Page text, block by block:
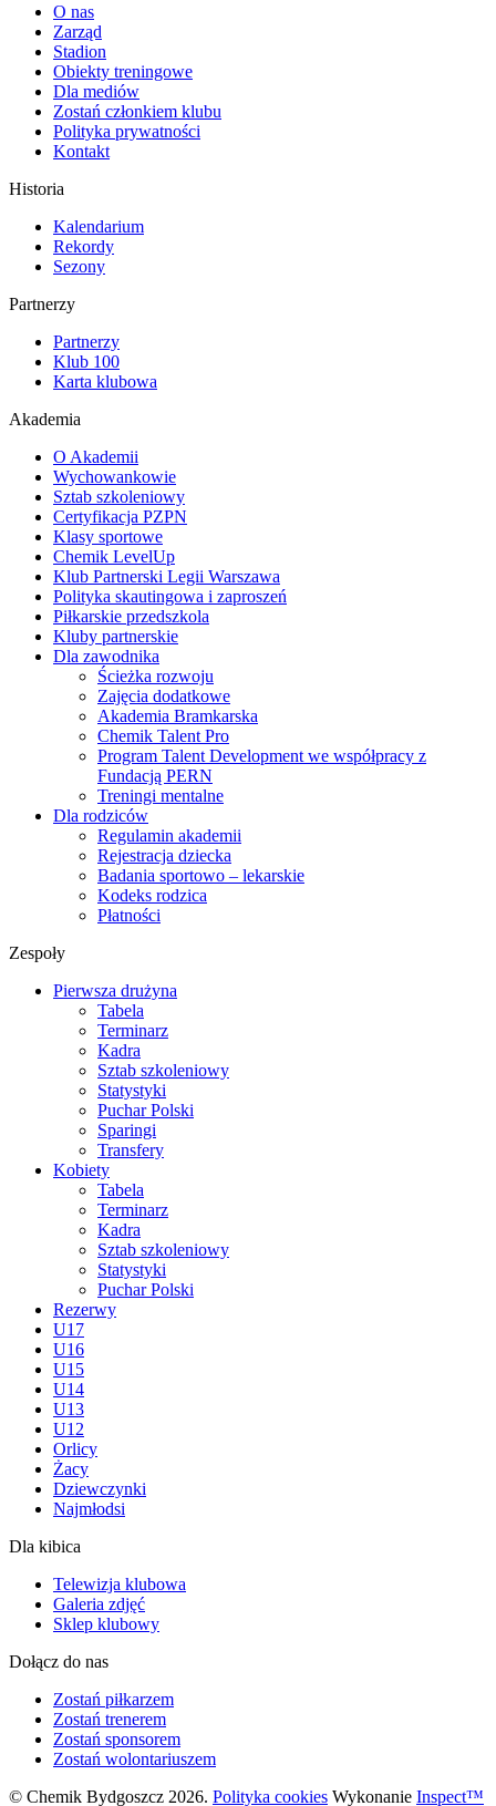
O nas
Zarząd
Stadion
Obiekty treningowe
Dla mediów
Zostań członkiem klubu
Polityka prywatności
Kontakt
Historia
Kalendarium
Rekordy
Sezony
Partnerzy
Partnerzy
Klub 100
Karta klubowa
Akademia
O Akademii
Wychowankowie
Sztab szkoleniowy
Certyfikacja PZPN
Klasy sportowe
Chemik LevelUp
Klub Partnerski Legii Warszawa
Polityka skautingowa i zaproszeń
Piłkarskie przedszkola
Kluby partnerskie
Dla zawodnika
Ścieżka rozwoju
Zajęcia dodatkowe
Akademia Bramkarska
Chemik Talent Pro
Program Talent Development we współpracy z
Fundacją PERN
Treningi mentalne
Dla rodziców
Regulamin akademii
Rejestracja dziecka
Badania sportowo – lekarskie
Kodeks rodzica
Płatności
Zespoły
Pierwsza drużyna
Tabela
Terminarz
Kadra
Sztab szkoleniowy
Statystyki
Puchar Polski
Sparingi
Transfery
Kobiety
Tabela
Terminarz
Kadra
Sztab szkoleniowy
Statystyki
Puchar Polski
Rezerwy
U17
U16
U15
U14
U13
U12
Orlicy
Żacy
Dziewczynki
Najmłodsi
Dla kibica
Telewizja klubowa
Galeria zdjęć
Sklep klubowy
Dołącz do nas
Zostań piłkarzem
Zostań trenerem
Zostań sponsorem
Zostań wolontariuszem
© Chemik Bydgoszcz 2026. Polityka cookies Wykonanie Inspect™